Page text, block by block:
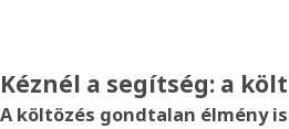
Kéznél a segítség: a
A költözés gondtalan élmény